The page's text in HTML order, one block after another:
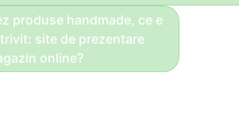
produse handmade, ce e
site de prezentare
online?